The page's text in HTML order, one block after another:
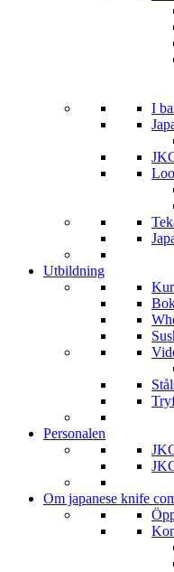
I
Utbildning
Personalen
Om japanese knife